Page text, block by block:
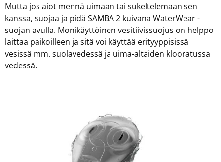
Mutta jos aiot mennä uimaan tai sukeltelemaan sen
kanssa, suojaa ja pidä SAMBA 2 kuivana WaterWear -
suojan avulla. Monikäyttöinen vesitiivissuojus on helppo
laittaa paikoilleen ja sitä voi käyttää erityyppisissä
vesissä mm. suolavedessä ja uima-altaiden klooratussa
vedessä.